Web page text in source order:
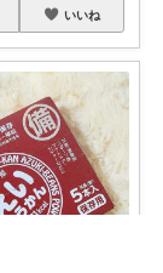
いいね